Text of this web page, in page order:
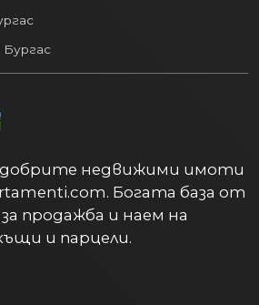
недвижими имоти
Богата база от
продажба и наем на
и парцели.